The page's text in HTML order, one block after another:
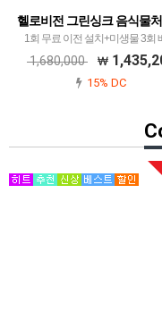
헬로비전 그린싱크 음식물처
1회 무료 이전 설치+미생물 3회
1,680,000
15% DC